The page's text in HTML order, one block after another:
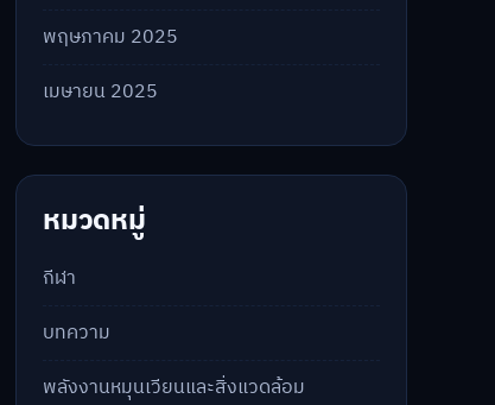
พฤษภาคม 2025
เมษายน 2025
หมวดหมู่
กีฬา
บทความ
พลังงานหมุนเวียนและสิ่งแวดล้อม